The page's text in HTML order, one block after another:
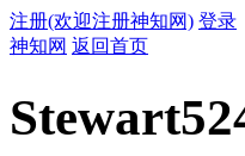
注册(欢迎注册神知网) 登录
神知网 返回首页